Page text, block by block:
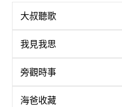
大叔聽歌
我見我思
旁觀時事
海爸收藏